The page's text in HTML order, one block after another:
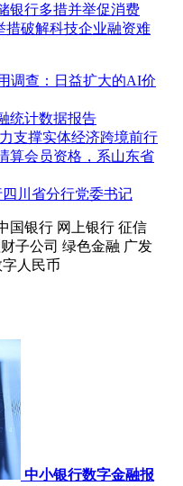
银行多措并举促消费
措破解科技企业融资难
调查：日益扩大的AI价
统计数据报告
支撑实体经济跨境前行
算会员资格，系山东省
川省分行党委书记
国银行 网上银行 征信
子公司 绿色金融 广发
字人民币
中小银行数字金融报